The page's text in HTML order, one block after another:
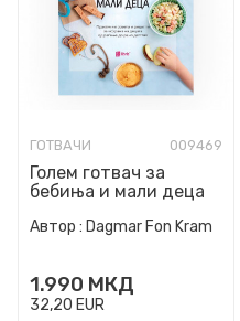
ГОТВАЧИ 009469
Голем готвач за
бебиња и мали децa
Автор : Dagmar Fon Kram
1.990 МКД
32,20 EUR